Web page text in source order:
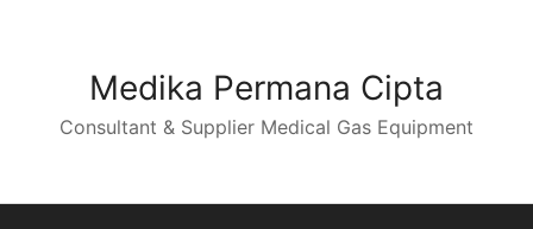
Medika Permana Cipta
Consultant & Supplier Medical Gas Equipment